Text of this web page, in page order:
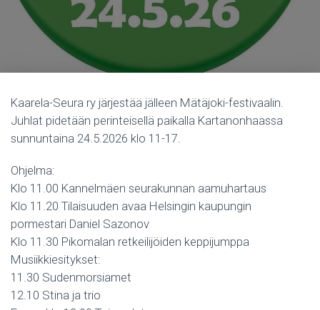
N
Kaarela-Seura ry järjestää jälleen Mätäjoki-festivaalin.
Juhlat pidetään perinteisellä paikalla Kartanonhaassa
sunnuntaina 24.5.2026 klo 11-17.
Ohjelma:
Klo 11.00 Kannelmäen seurakunnan aamuhartaus
Klo 11.20 Tilaisuuden avaa Helsingin kaupungin
pormestari Daniel Sazonov
Klo 11.30 Pikomalan retkeilijöiden keppijumppa
Musiikkiesitykset:
11.30 Sudenmorsiamet
12.10 Stina ja trio